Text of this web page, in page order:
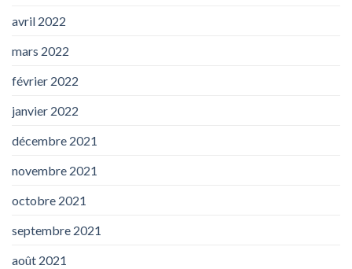
avril 2022
mars 2022
février 2022
janvier 2022
décembre 2021
novembre 2021
octobre 2021
septembre 2021
août 2021